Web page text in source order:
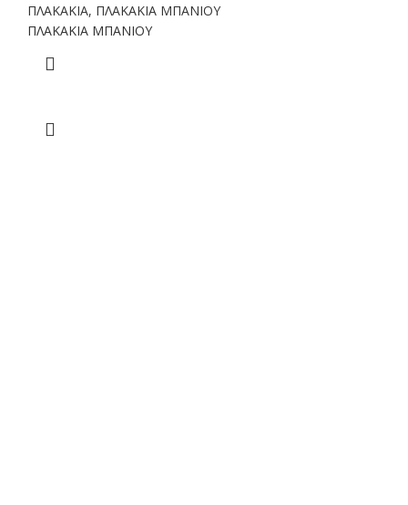
ΠΛΑΚΑΚΙΑ, ΠΛΑΚΑΚΙΑ ΜΠΑΝΙΟΥ
ΠΛΑΚΑΚΙΑ ΜΠΑΝΙΟΥ